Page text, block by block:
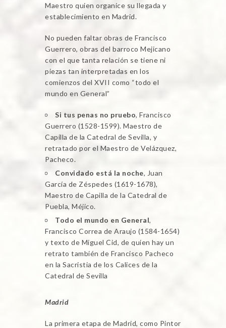
Maestro quien organice su llegada y
establecimiento en Madrid.
No pueden faltar obras de Francisco
Guerrero, obras del barroco Mejicano
con el que tanta relación se tiene ni
piezas tan interpretadas en los
comienzos del XVII como “todo el
mundo en General”
Si tus penas no pruebo, Francisco
Guerrero (1528-1599). Maestro de
Capilla de la Catedral de Sevilla, y
retratado por el Maestro de Velázquez,
Pacheco.
Convidado está la noche, Juan
García de Zéspedes (1619-1678),
Maestro de Capilla de la Catedral de
Puebla, Méjico.
Todo el mundo en General,
Francisco Correa de Araujo (1584-1654)
y texto de Miguel Cid, de quien hay un
retrato también de Francisco Pacheco
en la Sacristia de los Calices de la
Catedral de Sevilla
Madrid
La primera etapa de Madrid, como Pintor